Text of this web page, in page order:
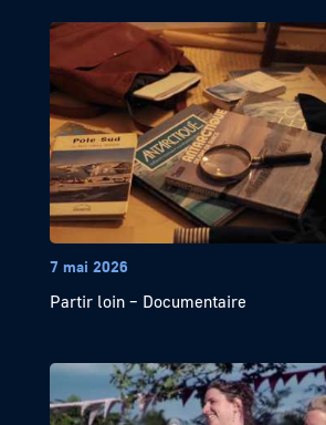
7 mai 2026
Partir loin – Documentaire